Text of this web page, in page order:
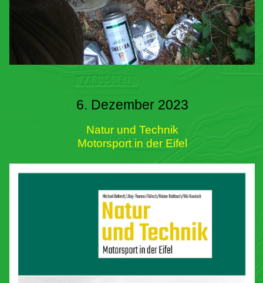
6. Dezember 2023
Natur und Technik
Motorsport in der Eifel